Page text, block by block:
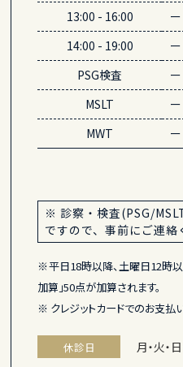
13:00 - 16:00 ー
14:00 - 19:00 ー
PSG検査
ー
MSLT
ー
MWT
ー
※ 診察・検査(PSG/
ですので、事前にご連絡
※平日18時以降、土曜日12時以
加算」50点が加算されます。
※ クレジットカードでのお支払
休診日 月・火・